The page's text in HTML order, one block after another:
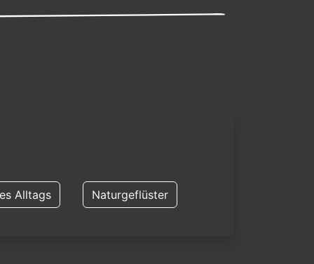
Alltags Naturgeflüster